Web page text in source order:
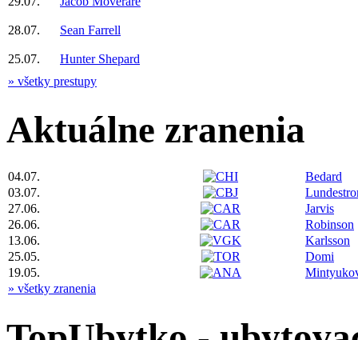
28.07. Sean Farrell
25.07.
Hunter Shepard
» všetky prestupy
Aktuálne zranenia
04.07.
Bedard
03.07.
27.06.
Jarvis
26.06.
Robinson
13.06.
Karlsson
25.05.
Domi
19.05.
» všetky zranenia